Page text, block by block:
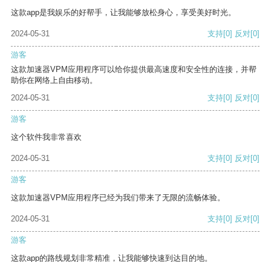
这款app是我娱乐的好帮手，让我能够放松身心，享受美好时光。
2024-05-31 支持[0] 反对[0]
游客
这款加速器VPM应用程序可以给你提供最高速度和安全性的连接，并帮
助你在网络上自由移动。
2024-05-31
支持[0] 反对[0]
游客
这个软件我非常喜欢
2024-05-31 支持[0] 反对[0]
游客
这款加速器VPM应用程序已经为我们带来了无限的流畅体验。
2024-05-31 支持[0] 反对[0]
游客
这款app的路线规划非常精准，让我能够快速到达目的地。